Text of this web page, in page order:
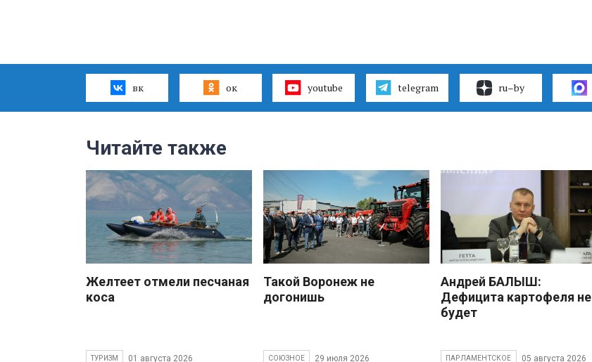
вк ок youtube telegram ru–by
Читайте также
Желтеет отмели песчаная
коса
ТУРИЗМ 01 августа 2026
Такой Воронеж не
догонишь
СОЮЗНОЕ 29 июля 2026
Андрей БАЛЫШ:
Дефицита картофеля не
будет
ПАРЛАМЕНТСКОЕ 05 августа 2026